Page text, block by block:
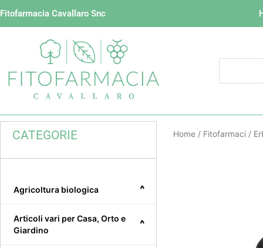
Vai
Fitofarmacia Cavallaro Snc
CATEGORIE
^
Agricoltura biologica
^
Articoli vari per Casa, Orto e
Giardino
Home / Fitofarmaci /